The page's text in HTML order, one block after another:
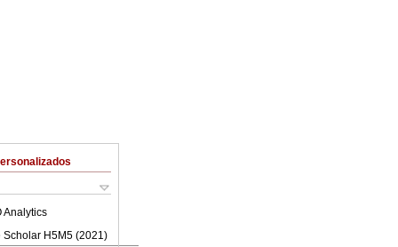
Analytics
Scholar H5M5 (2021 )